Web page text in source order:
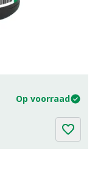
Op voorraad